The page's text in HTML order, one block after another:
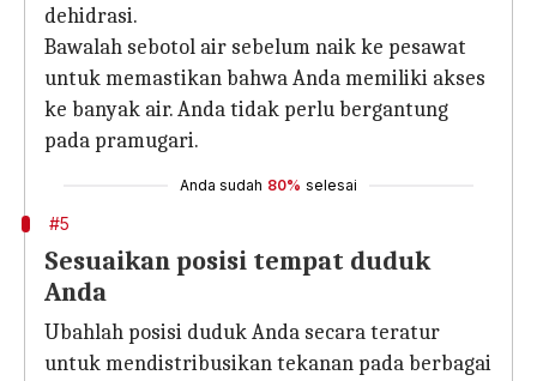
dehidrasi.
Bawalah sebotol air sebelum naik ke pesawat
untuk memastikan bahwa Anda memiliki akses
ke banyak air. Anda tidak perlu bergantung
pada pramugari.
Anda sudah 80% selesai
#5
Sesuaikan posisi tempat duduk
Anda
Ubahlah posisi duduk Anda secara teratur
untuk mendistribusikan tekanan pada berbagai